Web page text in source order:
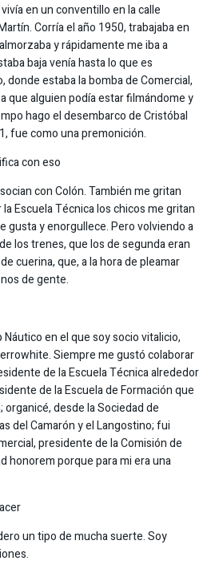
en un conventillo en la calle
Corría el año 1950, trabajaba en
y rápidamente me iba a
baja venía hasta lo que es
donde estaba la bomba de Comercial,
que alguien podía estar filmándome y
hago el desembarco de Cristóbal
fue como una premonición.
con eso
con Colón. También me gritan
Escuela Técnica los chicos me gritan
gusta y enorgullece. Pero volviendo a
los trenes, que los de segunda eran
cuerina, que, a la hora de pleamar
de gente.
en el que soy socio vitalicio,
Siempre me gustó colaborar
de la Escuela Técnica alrededor
de la Escuela de Formación que
desde la Sociedad de
del Camarón y el Langostino; fui
presidente de la Comisión de
honorem porque para mi era una
un tipo de mucha suerte. Soy